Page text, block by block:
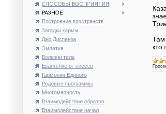
СПОСОБЫ ВОСПРИЯТИЯ
РАЗНОЕ
Построение пространств
Загадки кармы
Джо Диспенза
Эмпатия
Болезни тела
Евангелие от ессеев
Гармония Единого
Родовые программы
Многомерность
Взаимодействие образов
Взаимодействие начал
Там
кто